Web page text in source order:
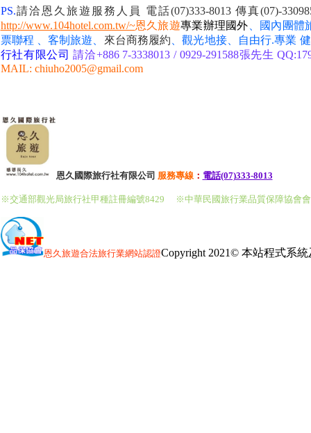
PS.請洽恩久旅遊服務人員 電話(07)333-8013傳真(07)-
http://www.104hotel.com.tw/~恩久旅遊專業辦理國外 、國內團
票聯程 、客制旅遊、 來台商務履約 、觀光地接、自由行.專業
行社有限公司 請洽+886 7-3338013 / 0929-291588張先生
MAIL: chiuho2005@gmail.com
恩久國際旅行社有限公司 服務專線： 電話(07)333-8013
※交通部觀光局旅行社甲種註冊編號8429 ※中華民國旅行業品質保障協會
恩久旅遊合法旅行業網站認證Copyright 2021© 本站程式系